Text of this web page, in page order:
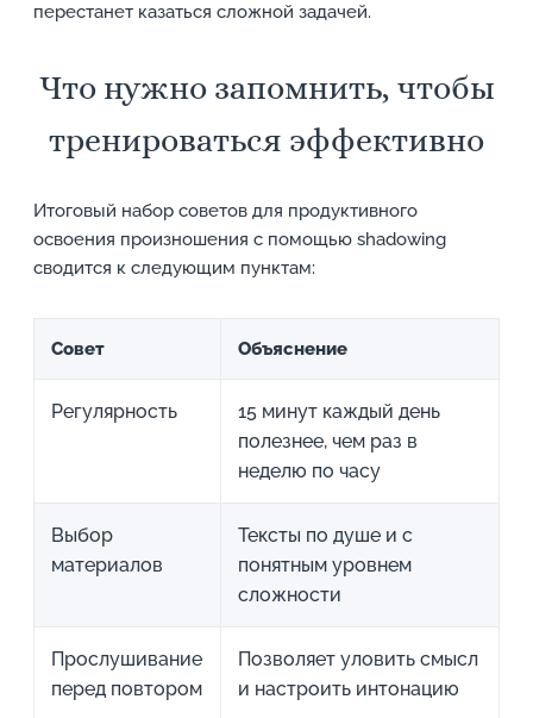
перестанет казаться сложной задачей.
Что нужно запомнить, чтобы
тренироваться эффективно
Итоговый набор советов для продуктивного
освоения произношения с помощью shadowing
сводится к следующим пунктам:
Совет Объяснение
Регулярность
15 минут каждый день
полезнее, чем раз в
неделю по часу
Выбор
материалов
Тексты по душе и с
понятным уровнем
сложности
Прослушивание
перед повтором
Позволяет уловить смысл
и настроить интонацию